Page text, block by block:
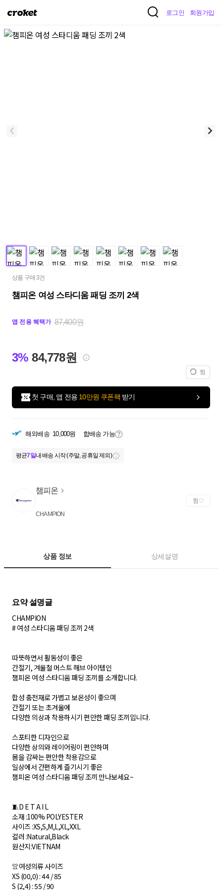
크
켓
로그인 회원가입
상품 구매 3건
챔피온 여성 스타디움 패딩 조끼 2색
앱 전용 혜택가 87,400원
3% 84,778원
찜
첫 구매, 앱 전용 10만원 쿠폰팩 받기
해외배송 10,000원 합배송 가능
평균7일내 배송 시작 (주말, 공휴일 제외)
챔피온
CHAMPION
찜
상품 정보 상세설명
요약 설명글
CHAMPION
# 여성 스타디움 패딩 조끼 2색
따뜻하면서 활동성이 좋은
간절기, 겨울철 머스트 해브 아이템인
챔피온 여성 스타디움 패딩 조끼를 소개합니다.
합성 충전재로 가볍고 보온성이 좋으며
간절기 또는 초겨울에
다양한 의상과 착용하시기 편안한 패딩 조끼입니다.
스포티한 디자인으로
다양한 상의와 레이어링이 편안하며
몸을 감싸는 편안한 착용감으로
일상에서 간편하게 즐기시기 좋은
챔피온 여성 스타디움 패딩 조끼 만나보세요~
🧵D E T A I L
소재 :100% POLYESTER
사이즈 :XS,S,M,L,XL,XXL
컬러 :Natural,Black
원산지:VIETNAM
👚여성의류 사이즈
XS (00,0) : 44 / 85
S (2,4) : 55 / 90